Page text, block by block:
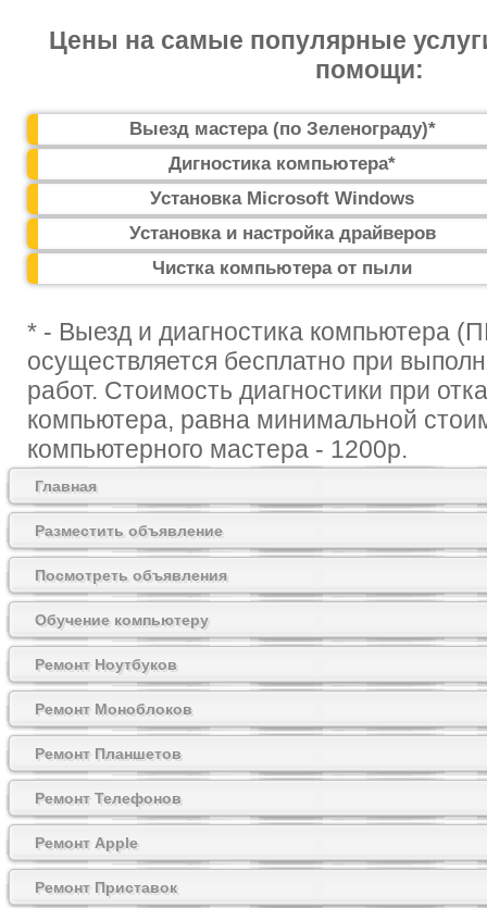
Цены на самые популярные
помощи:
Выезд мастера (по Зеленограду)*
Дигностика компьютера*
Установка Microsoft Windows
Установка и настройка драйверов
Чистка компьютера от пыли
* - Выезд и диагностика компьютера
осуществляется бесплатно при
работ. Стоимость диагностики при
компьютера, равна минимальной
компьютерного мастера - 1200р.
Главная
Разместить объявление
Посмотреть объявления
Обучение компьютеру
Ремонт Ноутбуков
Ремонт Моноблоков
Ремонт Планшетов
Ремонт Телефонов
Ремонт Apple
Ремонт Приставок